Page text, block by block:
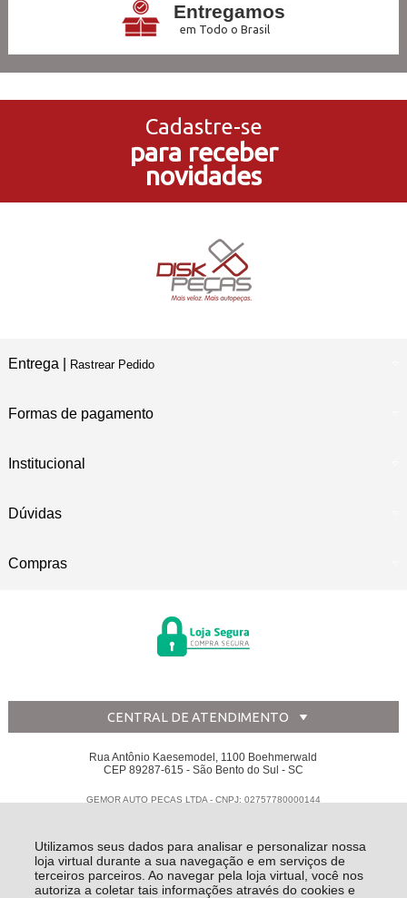
Utilizamos seus dados para analisar e personalizar nossa
loja virtual durante a sua navegação e em serviços de
terceiros parceiros. Ao navegar pela loja virtual, você nos
autoriza a coletar tais informações através do cookies e
Entregamos
em Todo o Brasil
no Cartão de Crédito
5% de Desconto
no Pagamento PIX
Em Nossas Lojas Físicas
Cadastre-se
para receber
novidades
Entrega | Rastrear Pedido
Formas de pagamento
Institucional
Dúvidas
Compras
CENTRAL DE ATENDIMENTO
Rua Antônio Kaesemodel, 1100 Boehmerwald
CEP 89287-615 - São Bento do Sul - SC
GEMOR AUTO PECAS LTDA - CNPJ: 02757780000144